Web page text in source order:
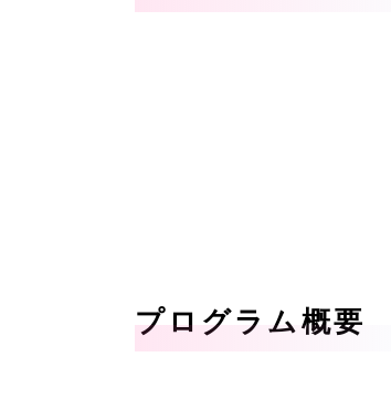
プログラム概要